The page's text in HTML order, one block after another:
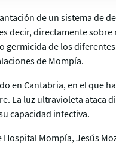
de un sistema de
decir, directamente sobre
de los
de Mompía.
en Cantabria, en el que
La luz ultravioleta ataca
capacidad infectiva.
Mompía, Jesús